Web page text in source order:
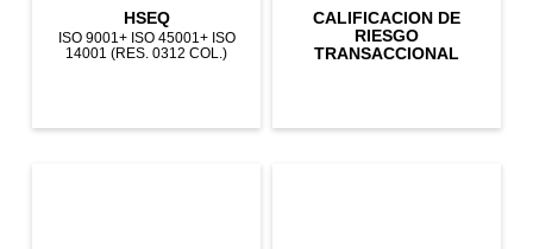
HSEQ
ISO 9001+ ISO 45001+ ISO
14001 (RES. 0312 COL.)
CALIFICACION DE
RIESGO
TRANSACCIONAL